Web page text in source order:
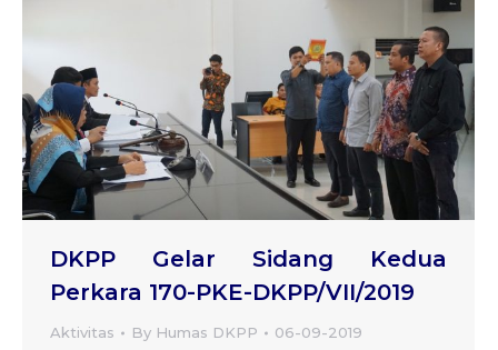
DKPP Gelar Sidang Kedua
Perkara 170-PKE-DKPP/VII/2019
Aktivitas By Humas DKPP 06-09-2019